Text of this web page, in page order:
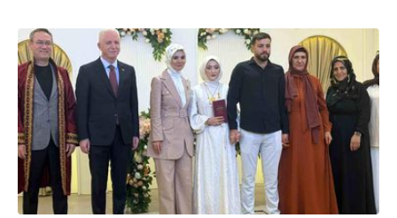
20.07.2026